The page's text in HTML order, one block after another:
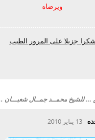
ويرضاه
شكرا جزيلا على المرور الطيب
محمــد جمــال شعبـــان ...
13 يناير 2010